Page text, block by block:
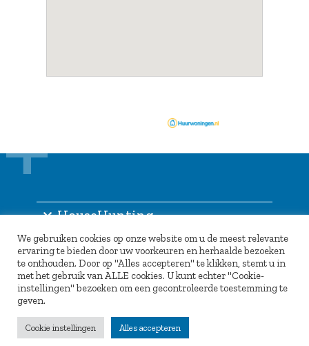
HouseHunting
Informatie
Inlogportaal
Partners
We gebruiken cookies op onze website om u de meest relevante
ervaring te bieden door uw voorkeuren en herhaalde bezoeken
te onthouden. Door op "Alles accepteren" te klikken, stemt u in
met het gebruik van ALLE cookies. U kunt echter "Cookie-
instellingen" bezoeken om een gecontroleerde toestemming te
geven.
Cookie instellingen Alles accepteren